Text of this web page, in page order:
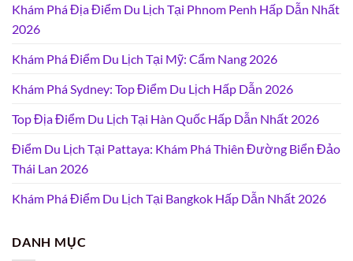
Khám Phá Địa Điểm Du Lịch Tại Phnom Penh Hấp Dẫn Nhất
2026
Khám Phá Điểm Du Lịch Tại Mỹ: Cẩm Nang 2026
Khám Phá Sydney: Top Điểm Du Lịch Hấp Dẫn 2026
Top Địa Điểm Du Lịch Tại Hàn Quốc Hấp Dẫn Nhất 2026
Điểm Du Lịch Tại Pattaya: Khám Phá Thiên Đường Biển Đảo
Thái Lan 2026
Khám Phá Điểm Du Lịch Tại Bangkok Hấp Dẫn Nhất 2026
DANH MỤC